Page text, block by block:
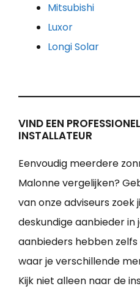
Mitsubishi
Luxor
Longi Solar
VIND EEN
INSTALLATEUR
Eenvoudig meerdere
Malonne vergelijken?
van onze adviseurs zoek
deskundige aanbieder in
aanbieders hebben
waar je verschillende
Kijk niet alleen naar de